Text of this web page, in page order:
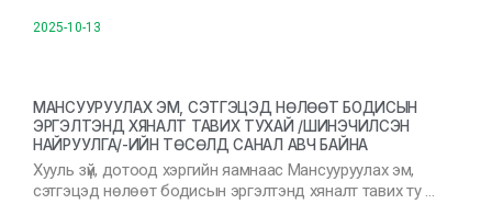
2025-10-13
МАНСУУРУУЛАХ ЭМ, СЭТГЭЦЭД НӨЛӨӨТ БОДИСЫН
ЭРГЭЛТЭНД ХЯНАЛТ ТАВИХ ТУХАЙ /ШИНЭЧИЛСЭН
НАЙРУУЛГА/-ИЙН ТӨСӨЛД САНАЛ АВЧ БАЙНА
Хууль зүй, дотоод хэргийн яамнаас Мансууруулах эм,
сэтгэцэд нөлөөт бодисын эргэлтэнд хяналт тавих ту …